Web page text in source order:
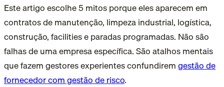
Este artigo escolhe 5 mitos porque eles aparecem em
contratos de manutenção, limpeza industrial, logística,
construção, facilities e paradas programadas. Não são
falhas de uma empresa específica. São atalhos mentais
que fazem gestores experientes confundiremgestão de
fornecedor com gestão de risco.